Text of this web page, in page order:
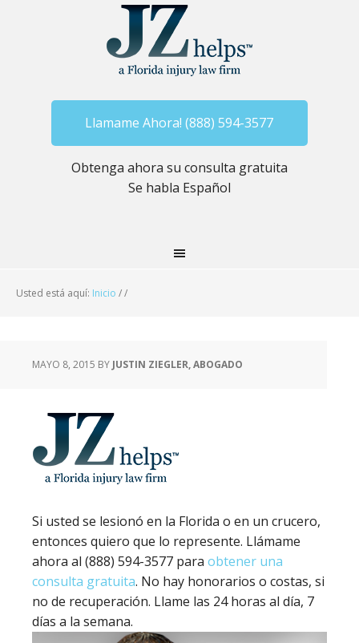
Llamame Ahora! (888) 594-3577
Obtenga ahora su consulta gratuita
Se habla Español
Usted está aquí: Inicio //
MAYO 8, 2015 BY JUSTIN ZIEGLER, ABOGADO
Si usted se lesionó en la Florida o en un crucero,
entonces quiero que lo represente. Llámame
ahora al (888) 594-3577 para obtener una
consulta gratuita. No hay honorarios o costas, si
no de recuperación. Llame las 24 horas al día, 7
días a la semana.